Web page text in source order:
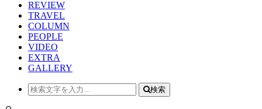
REVIEW
TRAVEL
COLUMN
PEOPLE
VIDEO
EXTRA
GALLERY
検索